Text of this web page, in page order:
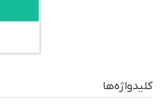
کلیدواژه‌ها